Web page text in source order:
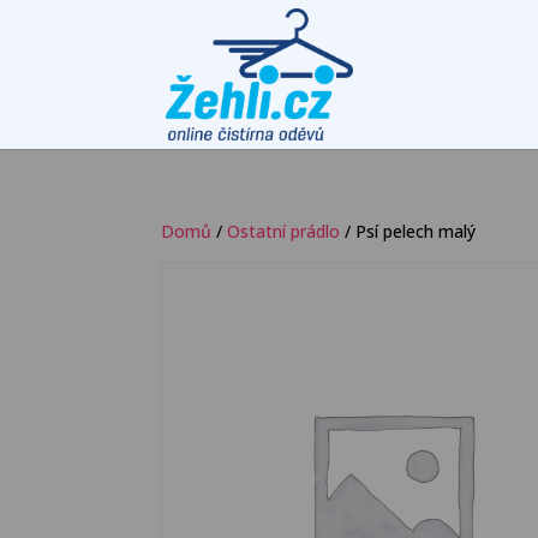
Domů /Ostatní prádlo / Psí pelech malý